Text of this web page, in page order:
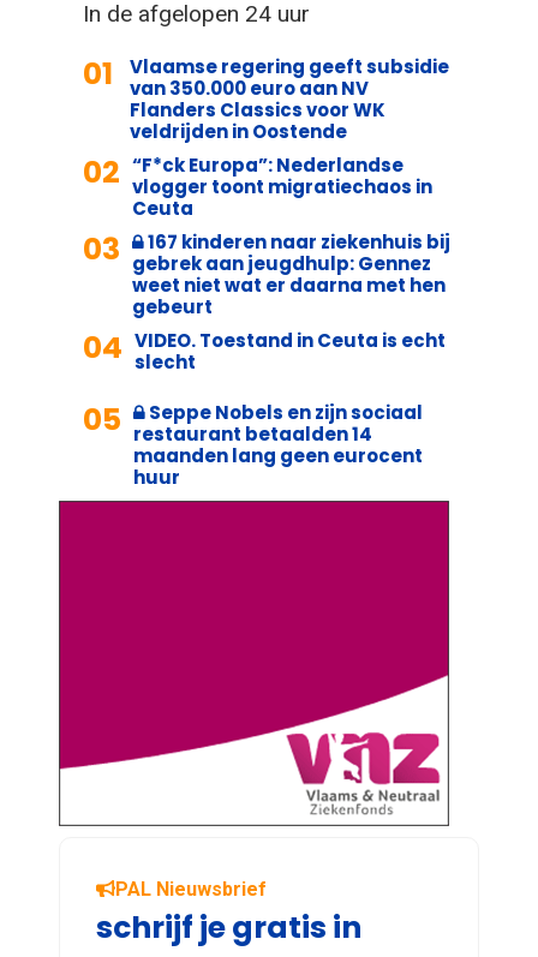
In de afgelopen 24 uur
01
Vlaamse regering geeft subsidie
van 350.000 euro aan NV
Flanders Classics voor WK
veldrijden in Oostende
02 “F*ck Europa”: Nederlandse
vlogger toont migratiechaos in
Ceuta
03
167 kinderen naar ziekenhuis bij
gebrek aan jeugdhulp: Gennez
weet niet wat er daarna met hen
gebeurt
04 VIDEO. Toestand in Ceuta is echt
slecht
05
Seppe Nobels en zijn sociaal
restaurant betaalden 14
maanden lang geen eurocent
huur
PAL Nieuwsbrief
schrijf je gratis in